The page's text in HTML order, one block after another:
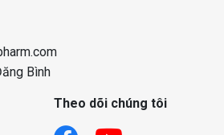
Bình
Theo dõi chúng tôi